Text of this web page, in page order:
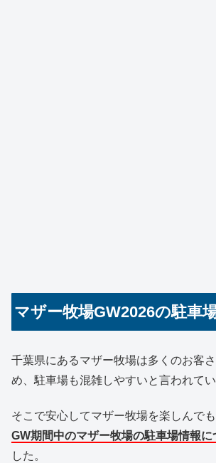
マザー牧場GW2026の駐車
千葉県にあるマザー牧場は多くのお客
め、駐車場も混雑しやすいと言われてい
そこで安心してマザー牧場を楽しんでも
GW期間中のマザー牧場の駐車場情報に
した。